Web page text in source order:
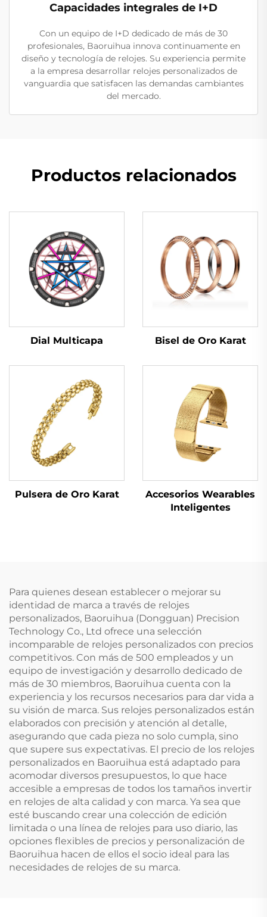
Capacidades integrales de I+D
Con un equipo de I+D dedicado de más de 30
profesionales, Baoruihua innova continuamente en
diseño y tecnología de relojes. Su experiencia permite
a la empresa desarrollar relojes personalizados de
vanguardia que satisfacen las demandas cambiantes
del mercado.
Productos relacionados
Dial Multicapa Bisel de Oro Karat
Pulsera de Oro Karat
Accesorios Wearables
Inteligentes
Para quienes desean establecer o mejorar su
identidad de marca a través de relojes
personalizados, Baoruihua (Dongguan) Precision
Technology Co., Ltd ofrece una selección
incomparable de relojes personalizados con precios
competitivos. Con más de 500 empleados y un
equipo de investigación y desarrollo dedicado de
más de 30 miembros, Baoruihua cuenta con la
experiencia y los recursos necesarios para dar vida a
su visión de marca. Sus relojes personalizados están
elaborados con precisión y atención al detalle,
asegurando que cada pieza no solo cumpla, sino
que supere sus expectativas. El precio de los relojes
personalizados en Baoruihua está adaptado para
acomodar diversos presupuestos, lo que hace
accesible a empresas de todos los tamaños invertir
en relojes de alta calidad y con marca. Ya sea que
esté buscando crear una colección de edición
limitada o una línea de relojes para uso diario, las
opciones flexibles de precios y personalización de
Baoruihua hacen de ellos el socio ideal para las
necesidades de relojes de su marca.